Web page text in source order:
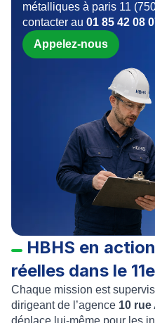
métalliques à paris 11
contacter au 01 85 42 08
Appelez-nous
HBHS en
réelles dans le
Chaque mission est
dirigeant de l’agence 10
déplace lui-même pour les